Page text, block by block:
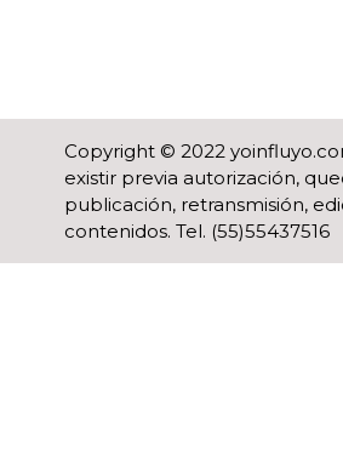
Copyright © 2022
existir previa autorización,
publicación, retransmisión,
contenidos. Tel. (55)55437516